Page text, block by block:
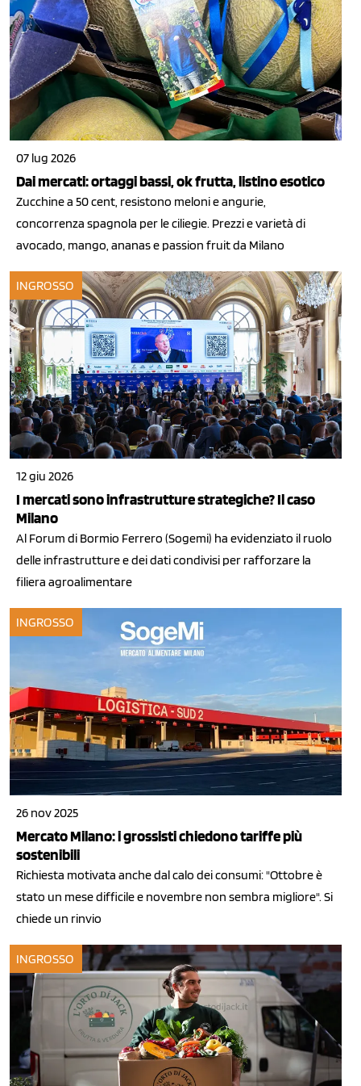
07 lug 2026
Dai mercati: ortaggi bassi, ok frutta, listino esotico
Zucchine a 50 cent, resistono meloni e angurie,
concorrenza spagnola per le ciliegie. Prezzi e varietà di
avocado, mango, ananas e passion fruit da Milano
INGROSSO
12 giu 2026
I mercati sono infrastrutture strategiche? Il caso
Milano
Al Forum di Bormio Ferrero (Sogemi) ha evidenziato il ruolo
delle infrastrutture e dei dati condivisi per rafforzare la
filiera agroalimentare
INGROSSO
26 nov 2025
Mercato Milano: i grossisti chiedono tariffe più
sostenibili
Richiesta motivata anche dal calo dei consumi: "Ottobre è
stato un mese difficile e novembre non sembra migliore". Si
chiede un rinvio
INGROSSO